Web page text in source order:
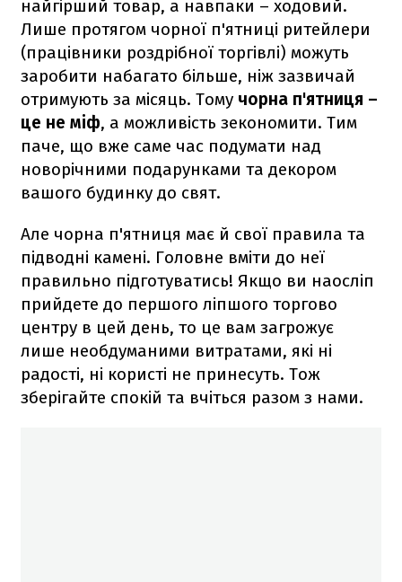
найгірший товар, а навпаки – ходовий.
Лише протягом чорної п'ятниці ритейлери
(працівники роздрібної торгівлі) можуть
заробити набагато більше, ніж зазвичай
отримують за місяць. Тому чорна п'ятниця –
це не міф, а можливість зекономити. Тим
паче, що вже саме час подумати над
новорічними подарунками та декором
вашого будинку до свят.
Але чорна п'ятниця має й свої правила та
підводні камені. Головне вміти до неї
правильно підготуватись! Якщо ви наосліп
прийдете до першого ліпшого торгово
центру в цей день, то це вам загрожує
лише необдуманими витратами, які ні
радості, ні користі не принесуть. Тож
зберігайте спокій та вчіться разом з нами.